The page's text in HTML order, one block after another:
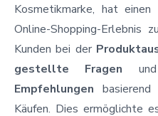
Kosmetikmarke, hat
Online-Shopping-Erlebnis
Kunden bei der
gestellte Fragen
Empfehlungen
Käufen. Dies ermöglichte